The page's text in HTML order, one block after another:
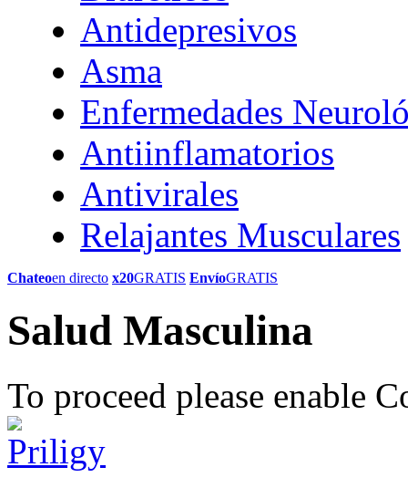
Antidepresivos
Asma
Enfermedades
Antiinflamatorios
Antivirales
Relajantes Musculares
Chateoen directo x20GRATIS EnvíoGRATIS
Salud Masculina
To proceed please enable